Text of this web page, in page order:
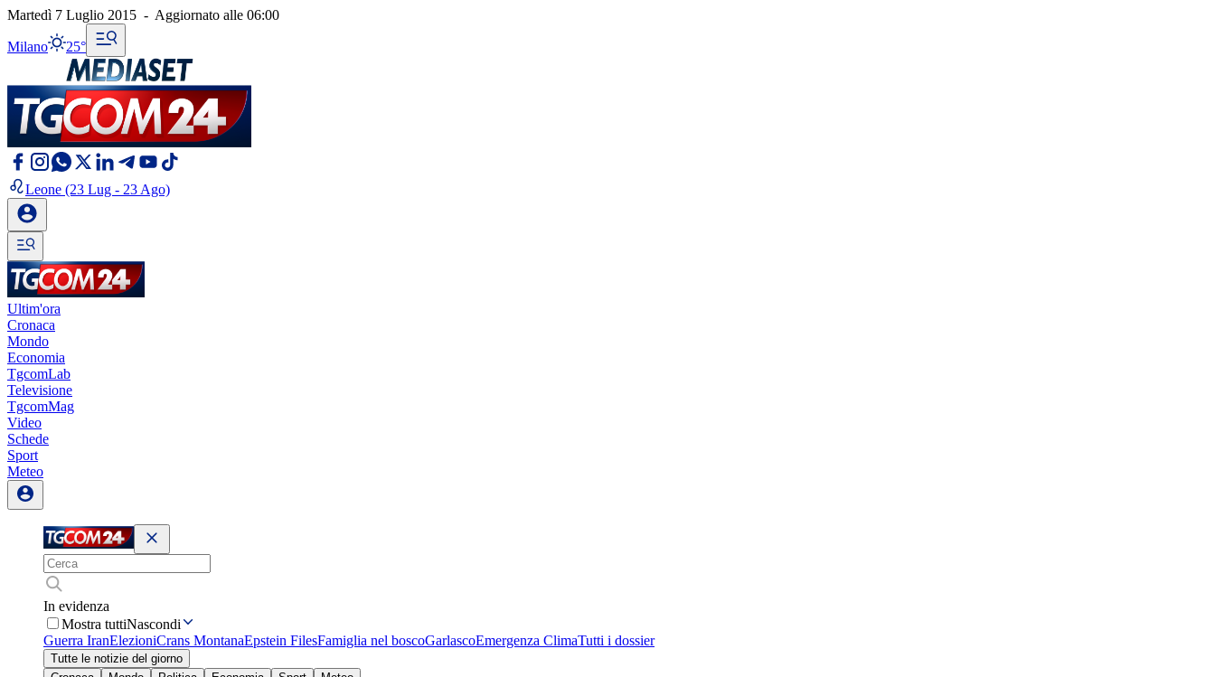
Martedì 7 Luglio 2015 - Aggiornato alle 06:00
Milano 25°
Leone (23 Lug - 23 Ago)
Ultim'ora
Cronaca
Mondo
Economia
TgcomLab
Televisione
TgcomMag
Video
Schede
Sport
Meteo
In evidenza
Mostra tuttiNascondi
Guerra IranElezioniCrans MontanaEpstein FilesFamiglia nel boscoGarlascoEmergenza ClimaTutti i dossier
Tutte le notizie del giorno